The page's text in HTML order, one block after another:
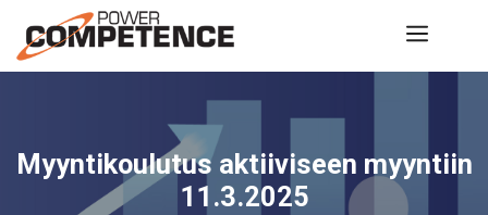
sisältöön
Myyntikoulutus aktiiviseen myyntiin
11.3.2025